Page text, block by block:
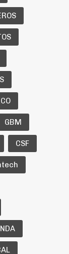
GBM
CSF